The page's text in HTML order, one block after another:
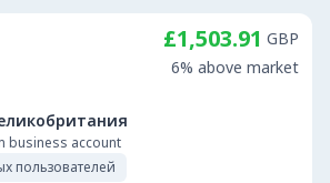
business account
пользователей
£1,503.91 GBP
6% above market